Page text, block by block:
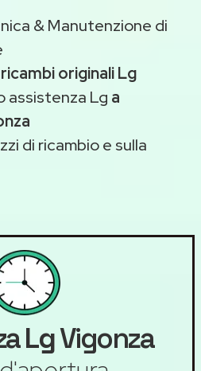
& Manutenzione di
ricambi originali Lg
assistenza Lg a
di ricambio e sulla
LgVigonza